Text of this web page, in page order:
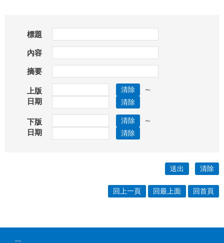
標題
內容
摘要
上版
日期
～
下版
日期
～
回上一頁 回最上面 回首頁